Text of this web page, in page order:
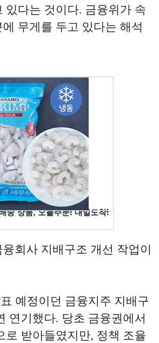
있다는 것이다. 금융위가 속
무게를 두고 있다는 해석
회사 지배구조 개선 작업이
예정이던 금융지주 지배구
연기했다. 당초 금융권에서
로 받아들였지만, 정책 조율